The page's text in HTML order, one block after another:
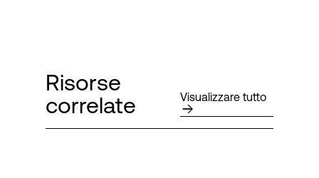
Risorse
correlate
Visualizzare tutto